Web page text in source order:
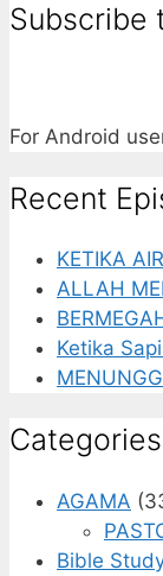
Subscribe
For Android
Recent
KETIKA
ALLAH
Ketika
Categories
AGAMA
Bible